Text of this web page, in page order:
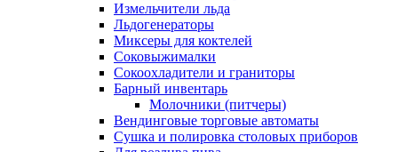
Измельчители льда
Льдогенераторы
Миксеры для коктелей
Соковыжималки
Сокоохладители и граниторы
Барный инвентарь
Молочники (питчеры)
Вендинговые торговые автоматы
Сушка и полировка столовых приборов